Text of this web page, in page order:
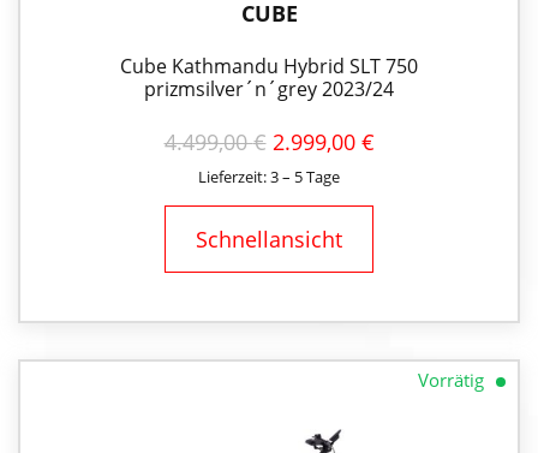
CUBE
Cube Kathmandu Hybrid SLT 750
prizmsilver´n´grey 2023/24
4.499,00€ URSPRÜNGLICHER
PREIS
WAR:
4.499,00 €
2.999,00 €AKTUELLER
Lieferzeit: 3 – 5 Tage
Schnellansicht
Vorrätig